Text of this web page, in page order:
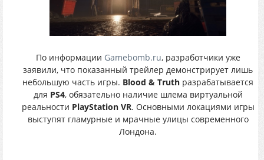
По информации Gamebomb.ru, разработчики уже
заявили, что показанный трейлер демонстрирует лишь
небольшую часть игры. Blood & Truth разрабатывается
для PS4, обязательно наличие шлема виртуальной
реальности PlayStation VR. Основными локациями игры
выступят гламурные и мрачные улицы современного
Лондона.